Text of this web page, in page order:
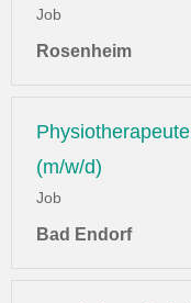
Job
Rosenheim
(m/w/d)
Job
Bad Endorf